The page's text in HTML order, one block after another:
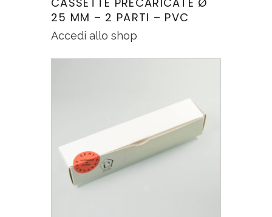
25 MM – 2 PARTI – PVC
Accedi allo shop